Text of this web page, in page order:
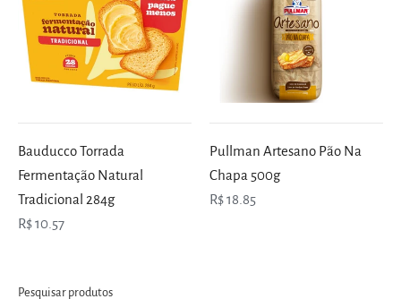
Bauducco Torrada
Fermentação Natural
Tradicional 284g
R$ 10.57
Pullman Artesano Pão Na
Chapa 500g
R$ 18.85
Pesquisar produtos